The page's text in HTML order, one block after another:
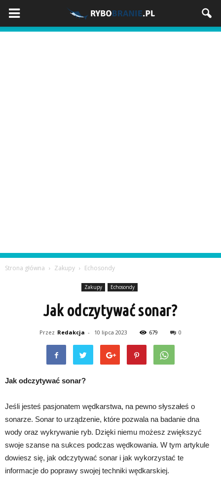
Strona główna Zakupy Echosondy
Zakupy Echosondy
Jak odczytywać sonar?
Przez Redakcja - 10 lipca 2023 679 0
Jak odczytywać sonar?
Jeśli jesteś pasjonatem wędkarstwa, na pewno słyszałeś o
sonarze. Sonar to urządzenie, które pozwala na badanie dna
wody oraz wykrywanie ryb. Dzięki niemu możesz zwiększyć
swoje szanse na sukces podczas wędkowania. W tym artykule
dowiesz się, jak odczytywać sonar i jak wykorzystać te
informacje do poprawy swojej techniki wędkarskiej.